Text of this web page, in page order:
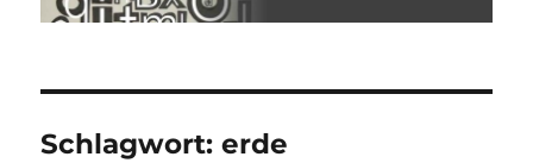
Schlagwort:erde